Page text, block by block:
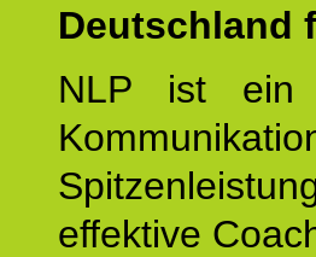
Deutschland
NLP ist ein
effektive